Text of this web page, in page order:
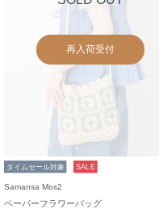
再入荷受付
タイムセール対象 SALE
Samansa Mos2
ペーパーフラワーバッグ